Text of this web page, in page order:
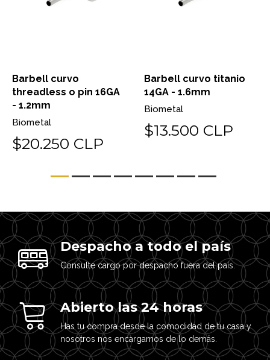
Barbell curvo
threadless o pin 16GA
- 1.2mm
Biometal
$20.250 CLP
Barbell curvo titanio
14GA - 1.6mm
Biometal
$13.500 CLP
Despacho a todo el país
Consulte cargo por despacho fuera del país.
Abierto las 24 horas
Has tu compra desde la comodidad de tu casa y
nosotros nos encargamos de lo demás.